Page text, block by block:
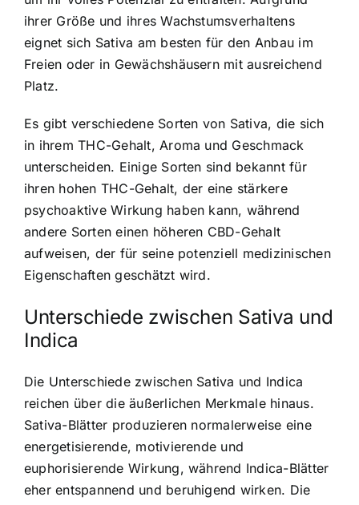
ihrer Größe und ihres Wachstumsverhaltens
eignet sich Sativa am besten für den Anbau im
Freien oder in Gewächshäusern mit ausreichend
Platz.
Es gibt verschiedene Sorten von Sativa, die sich
in ihrem THC-Gehalt, Aroma und Geschmack
unterscheiden. Einige Sorten sind bekannt für
ihren hohen THC-Gehalt, der eine stärkere
psychoaktive Wirkung haben kann, während
andere Sorten einen höheren CBD-Gehalt
aufweisen, der für seine potenziell medizinischen
Eigenschaften geschätzt wird.
Unterschiede zwischen Sativa und
Indica
Die Unterschiede zwischen Sativa und Indica
reichen über die äußerlichen Merkmale hinaus.
Sativa-Blätter produzieren normalerweise eine
energetisierende, motivierende und
euphorisierende Wirkung, während Indica-Blätter
eher entspannend und beruhigend wirken. Die